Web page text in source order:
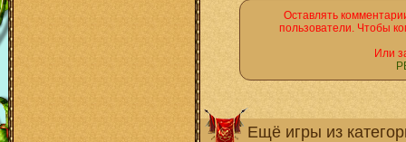
Оставлять
пользователи. Чтобы
Или
Ещё игры из